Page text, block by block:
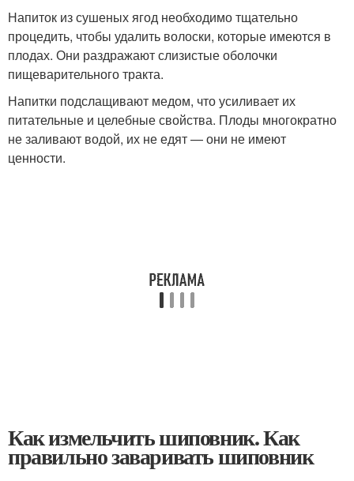
Напиток из сушеных ягод необходимо тщательно
процедить, чтобы удалить волоски, которые имеются в
плодах. Они раздражают слизистые оболочки
пищеварительного тракта.
Напитки подслащивают медом, что усиливает их
питательные и целебные свойства. Плоды многократно
не заливают водой, их не едят — они не имеют
ценности.
Как измельчить шиповник. Как
правильно заваривать шиповник